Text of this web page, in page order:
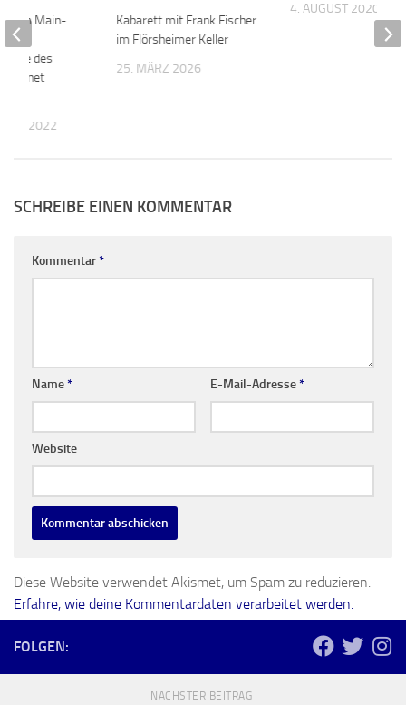
Kabarett mit Frank Fischer
im Flörsheimer Keller
25. MÄRZ 2026
4. AUGUST 2020
im Main-
–
des
2022
SCHREIBE EINEN KOMMENTAR
Kommentar*
Name* E-Mail-Adresse*
Website
Diese Website verwendet Akismet, um Spam zu reduzieren.
Erfahre, wie deine Kommentardaten verarbeitet werden.
FOLGEN:
NÄCHSTER BEITRAG